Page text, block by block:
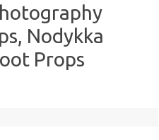
Nodykka
Props